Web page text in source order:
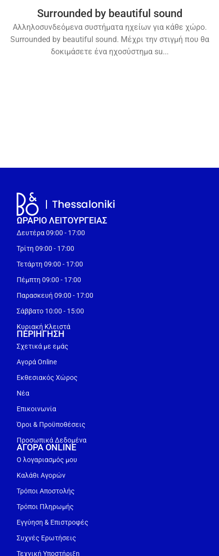
Surrounded by beautiful sound
Αλληλοσυνδεόμενα συστήματα ηχείων για κάθε χώρο.
Surrounded by beautiful sound. Μέχρι την στιγμή που θα
δοκιμάσετε ένα ηχοσύστημα su...
ΩΡΑΡΙΟ ΛΕΙΤΟΥΡΓEΙΑΣ
Δευτέρα 09:00 - 17:00
Τρίτη 09:00 - 17:00
Τετάρτη 09:00 - 17:00
Πέμπτη 09:00 - 17:00
Παρασκευή 09:00 - 17:00
Σάββατο 10:00 - 15:00
Κυριακή Κλειστά
ΠΕΡΙΗΓΗΣΗ
Σχετικά με εμάς
Αγορά Online
Εκθεσιακός Χώρος
Νέα
Επικοινωνία
Όροι & Προϋποθέσεις
Προσωπικά Δεδομένα
ΑΓΟΡΑ ONLINE
Ο λογαριασμός μου
Καλάθι Αγορών
Τρόποι Αποστολής
Τρόποι Πληρωμής
Εγγύηση & Επιστροφές
Συχνές Ερωτήσεις
Τεχνική Υποστήριξη